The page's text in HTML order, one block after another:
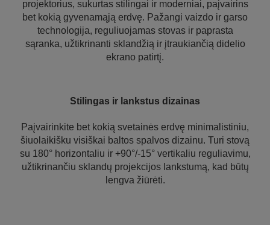
projektorius, sukurtas stilingai ir moderniai, paįvairins
bet kokią gyvenamąją erdvę. Pažangi vaizdo ir garso
technologija, reguliuojamas stovas ir paprasta
sąranka, užtikrinanti sklandžią ir įtraukiančią didelio
ekrano patirtį.
Stilingas ir lankstus dizainas
Paįvairinkite bet kokią svetainės erdvę minimalistiniu,
šiuolaikišku visiškai baltos spalvos dizainu. Turi stovą
su 180° horizontaliu ir +90°/-15° vertikaliu reguliavimu,
užtikrinančiu sklandų projekcijos lankstumą, kad būtų
lengva žiūrėti.